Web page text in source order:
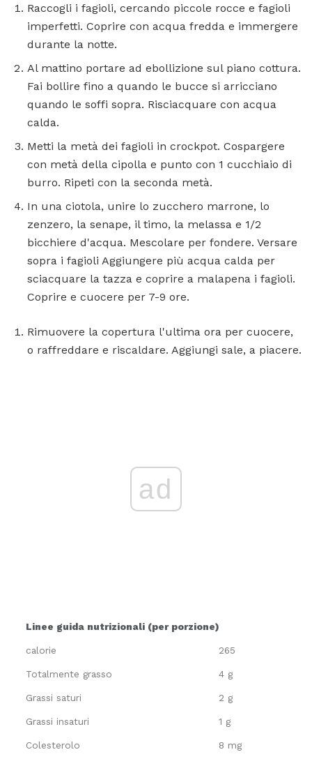
Raccogli i fagioli, cercando piccole rocce e fagioli
imperfetti. Coprire con acqua fredda e immergere
durante la notte.
Al mattino portare ad ebollizione sul piano cottura.
Fai bollire fino a quando le bucce si arricciano
quando le soffi sopra. Risciacquare con acqua
calda.
Metti la metà dei fagioli in crockpot. Cospargere
con metà della cipolla e punto con 1 cucchiaio di
burro. Ripeti con la seconda metà.
In una ciotola, unire lo zucchero marrone, lo
zenzero, la senape, il timo, la melassa e 1/2
bicchiere d'acqua. Mescolare per fondere. Versare
sopra i fagioli Aggiungere più acqua calda per
sciacquare la tazza e coprire a malapena i fagioli.
Coprire e cuocere per 7-9 ore.
Rimuovere la copertura l'ultima ora per cuocere,
o raffreddare e riscaldare. Aggiungi sale, a piacere.
ad
Linee guida nutrizionali (per porzione)
calorie 265
Totalmente grasso 4 g
Grassi saturi 2 g
Grassi insaturi 1 g
Colesterolo 8 mg